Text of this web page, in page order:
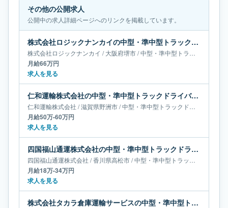
その他の公開求人
公開中の求人詳細ページへのリンクを掲載しています。
株式会社ロジックナンカイの中型・準中型トラックドライバー求人｜大阪府堺市｜月給66万円
株式会社ロジックナンカイ /大阪府堺市/中型・準中型トラックドライバー
月給66万円
求人を見る
仁和運輸株式会社の中型・準中型トラックドライバー求人｜滋賀県野洲市｜月給50万-60万円
仁和運輸株式会社 /滋賀県野洲市/中型・準中型トラックドライバー
月給50万-60万円
求人を見る
四国福山通運株式会社の中型・準中型トラックドライバー求人｜香川県高松市｜月給18万-34万円
四国福山通運株式会社 /香川県高松市/中型・準中型トラックドライバー
月給18万-34万円
求人を見る
株式会社タカラ倉庫運輸サービスの中型・準中型トラックドライバー求人｜茨城県結城市｜月給15万-18万円